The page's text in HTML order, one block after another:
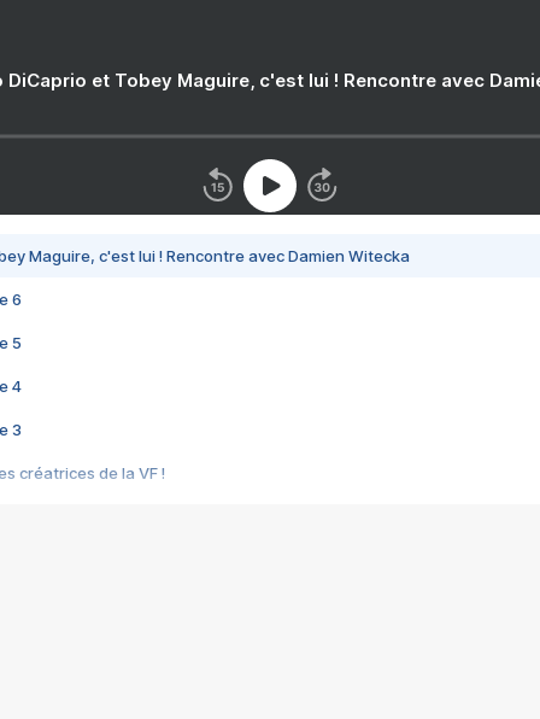
DiCaprio et Tobey Maguire, c'est lui ! Rencontre avec
Maguire, c'est lui ! Rencontre avec Damien Witecka
6
5
4
3
créatrices de la VF !